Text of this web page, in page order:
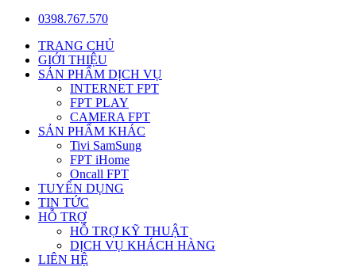
0398.767.570
TRANG CHỦ
GIỚI THIỆU
SẢN PHẨM DỊCH VỤ
INTERNET FPT
FPT PLAY
CAMERA FPT
SẢN PHẨM KHÁC
Tivi SamSung
FPT iHome
Oncall FPT
TUYỂN DỤNG
TIN TỨC
HỖ TRỢ
HỖ TRỢ KỸ THUẬT
DỊCH VỤ KHÁCH HÀNG
LIÊN HỆ